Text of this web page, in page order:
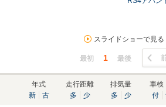
スライドショーで見る
最初 1 最後
年式
新
古
走行距離
多
少
排気量
多
少
車検
付